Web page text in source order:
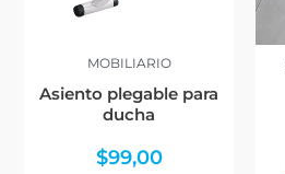
MOBILIARIO
Asiento plegable para
ducha
$99,00